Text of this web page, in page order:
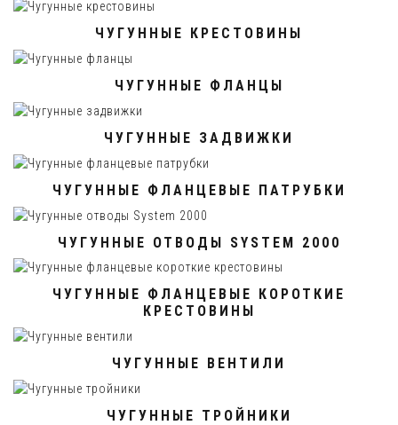
ЧУГУННЫЕ КРЕСТОВИНЫ
ЧУГУННЫЕ ФЛАНЦЫ
ЧУГУННЫЕ ЗАДВИЖКИ
ЧУГУННЫЕ ФЛАНЦЕВЫЕ ПАТРУБКИ
ЧУГУННЫЕ ОТВОДЫ SYSTEM 2000
ЧУГУННЫЕ ФЛАНЦЕВЫЕ КОРОТКИЕ
КРЕСТОВИНЫ
ЧУГУННЫЕ ВЕНТИЛИ
ЧУГУННЫЕ ТРОЙНИКИ